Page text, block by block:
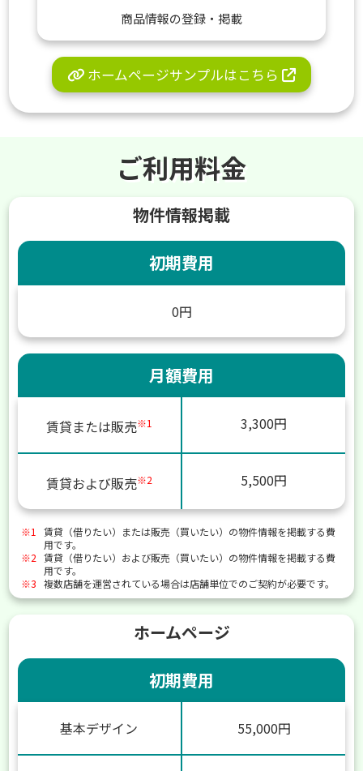
商品情報の登録・掲載
ホームページサンプルはこちら
ご利用料金
物件情報掲載
初期費用
0円
月額費用
賃貸または販売※1
賃貸および販売※2
3,300円
5,500円
※1
賃貸（借りたい）または販売（買いたい）の物件情報を掲載する費
用です。
※2 賃貸（借りたい）および販売（買いたい）の物件情報を掲載する費
用です。
※3 複数店舗を運営されている場合は店舗単位でのご契約が必要です。
ホームページ
初期費用
基本デザイン 55,000円